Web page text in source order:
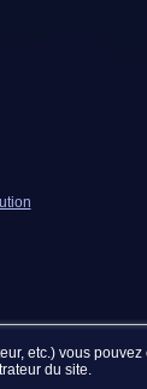
etc.) vous
du site.